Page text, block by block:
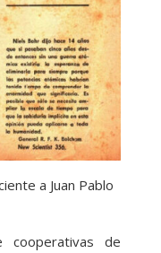
a Juan Pablo
cooperativas de